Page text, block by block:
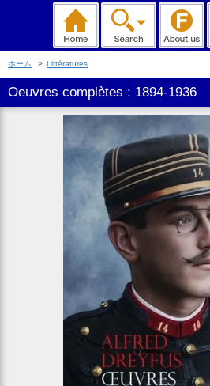
ホーム > Littératures
Oeuvres complètes : 1894-1936